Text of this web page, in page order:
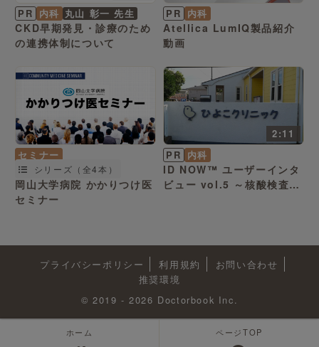
PR 内科 丸山 彰一 先生
CKD早期発見・診療のため
の連携体制について
PR 内科
Atellica LumIQ製品紹介
動画
セミナー
シリーズ（全4本）
岡山大学病院 かかりつけ医
セミナー
2:11
PR 内科
ID NOW™ ユーザーインタ
ビュー vol.5 ～核酸検査の
プライバシーポリシー 利用規約
お問い合わせ
推奨環境
© 2019 - 2026 Doctorbook Inc.
ホーム ページTOP